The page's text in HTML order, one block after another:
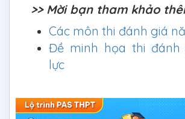
>> Mời bạn tham khảo
Các môn thi đánh giá
Đề minh họa thi đánh
lực